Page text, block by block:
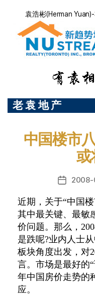
袁浩彬(Herman
老 袁 地 产
中国楼市
或
发
日
期
2008-
近期，关于“中国
其中最关键、最敏
价问题。那么，
是跌呢?业内人士
板块角度出发，对
言。市场是最好
年中国房价走势的
应。